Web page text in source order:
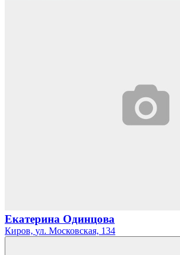
Екатерина Одинцова
Киров, ул. Московская, 134